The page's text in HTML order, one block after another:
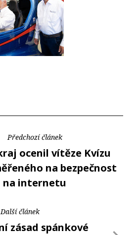
Předchozí článek
ocenil vítěze Kvízu
na bezpečnost
na internetu
Další článek
zásad spánkové